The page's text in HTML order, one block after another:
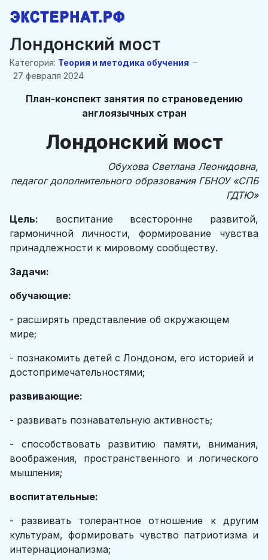
Лондонский мост
Категория: Теория и методика обучения
27 февраля 2024
План-конспект занятия по страноведению
англоязычных стран
Лондонский мост
Обухова Светлана Леонидовна,
педагог дополнительного образования ГБНОУ «СПБ
ГДТЮ»
Цель: воспитание всесторонне развитой,
гармоничной личности, формирование чувства
принадлежности к мировому сообществу.
Задачи:
обучающие:
- расширять представление об окружающем
мире;
- познакомить детей с Лондоном, его историей и
достопримечательностями;
развивающие:
- развивать познавательную активность;
- способствовать развитию памяти, внимания,
воображения, пространственного и логического
мышления;
воспитательные:
- развивать толерантное отношение к другим
культурам, формировать чувство патриотизма и
интернационализма;